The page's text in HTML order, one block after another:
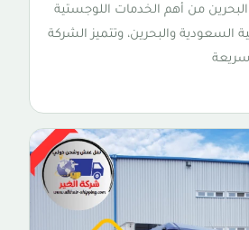
من أهم الخدمات اللوجستية
السعودية والبحرين، وتتميز الشركة